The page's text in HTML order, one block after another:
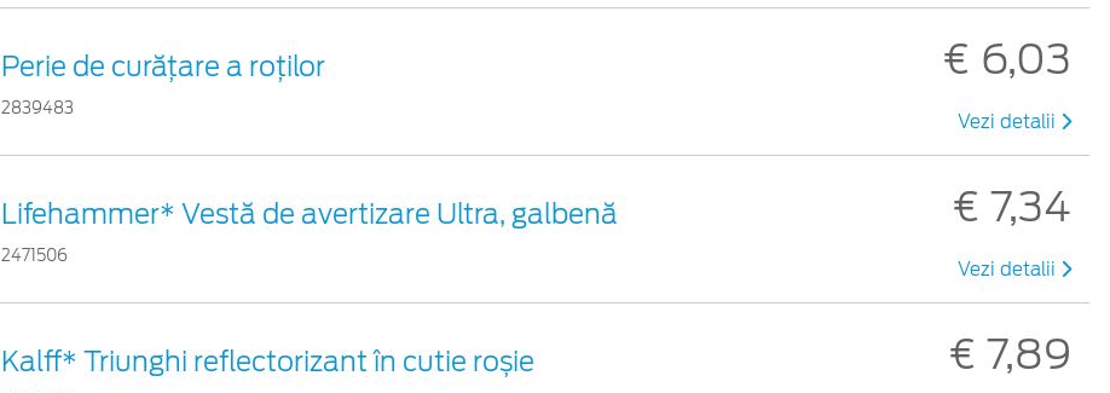
Perie de curățare a roților
2839483
€ 6,03
Vezi detalii
Lifehammer* Vestă de avertizare Ultra, galbenă
2471506
€ 7,34
Vezi detalii
Kalff* Triunghi reflectorizant în cutie roșie € 7,89